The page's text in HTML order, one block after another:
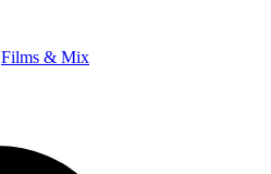
Films & Mix